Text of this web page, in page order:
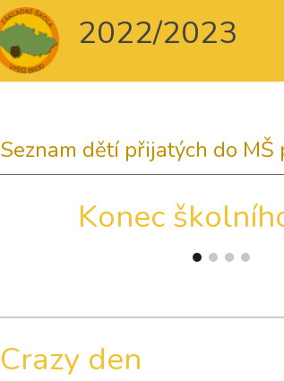
Skip to main content
2022/2023
Seznam dětí přijatých do
Konec
Crazy den